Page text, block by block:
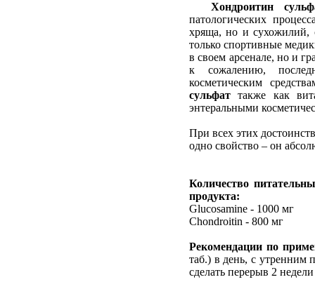
Хондроитин
патологических
хряща, но и сухожилий,
только спортивные
в своем арсенале, но и
к сожалению,
косметическим
сульфат также как
энтеральными
При всех этих
одно свойство – он
Количество
продукта:
Glucosamine - 1000 мг
Chondroitin - 800 мг
Рекомендации по
таб.) в день, с утренним
сделать перерыв 2 недели